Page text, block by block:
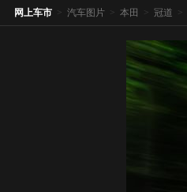
网上车市 > 汽车图片 > 本田 > 冠道 >